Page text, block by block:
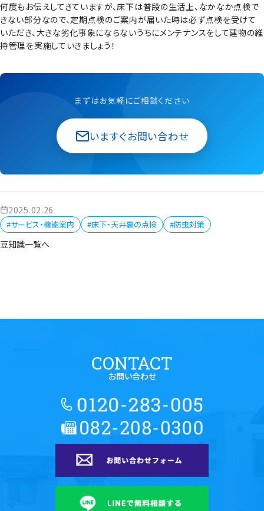
何度もお伝えしてきていますが、床下は普段の生活上、なかなか点検で
きない部分なので、定期点検のご案内が届いた時は必ず点検を受けて
いただき、大きな劣化事象にならないうちにメンテナンスをして建物の維
持管理を実施していきましょう！
まずはお気軽にご相談ください
いますぐお問い合わせ
2025.02.26
#サービス・機能案内 #床下・天井裏の点検 #防虫対策
豆知識一覧へ
CONTACT
お問い合わせ